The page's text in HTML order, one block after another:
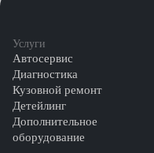
Услуги
Автосервис
Диагностика
Кузовной ремонт
Детейлинг
Дополнительное
оборудование